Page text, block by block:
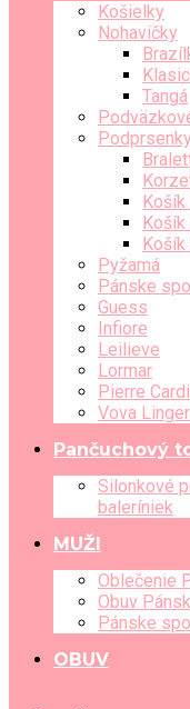
Košielky
Nohavičky
Tangá
Podprsenky
Košík
Košík
Košík
Pyžamá
Pánske
Guess
Infiore
Leilieve
Lormar
Pierre
Vova
Pančuchový
Silonkové
baleríniek
MUŽI
Oblečenie
Obuv
Pánske
OBUV